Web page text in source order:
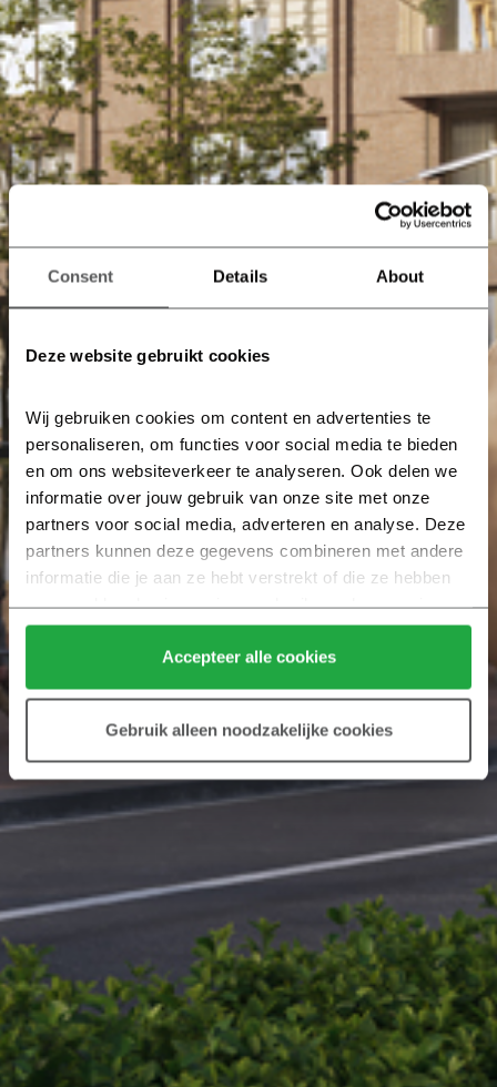
Consent Details About
Deze website gebruikt cookies
Wij gebruiken cookies om content en advertenties te
personaliseren, om functies voor social media te bieden
en om ons websiteverkeer te analyseren. Ook delen we
informatie over jouw gebruik van onze site met onze
partners voor social media, adverteren en analyse. Deze
partners kunnen deze gegevens combineren met andere
informatie die je aan ze hebt verstrekt of die ze hebben
verzameld op basis van jouw gebruik van hun services.
Klik hier voor meer informatie over ons cookiebeleid.
Accepteer alle cookies
Gebruik alleen noodzakelijke cookies